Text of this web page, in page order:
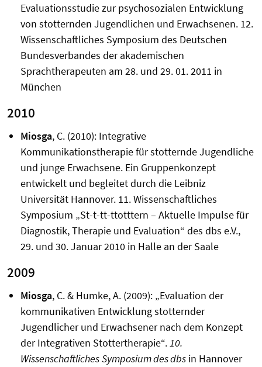
Evaluationsstudie zur psychosozialen Entwicklung
von stotternden Jugendlichen und Erwachsenen. 12.
Wissenschaftliches Symposium des Deutschen
Bundesverbandes der akademischen
Sprachtherapeuten am 28. und 29. 01. 2011 in
München
2010
Miosga, C. (2010): Integrative
Kommunikationstherapie für stotternde Jugendliche
und junge Erwachsene. Ein Gruppenkonzept
entwickelt und begleitet durch die Leibniz
Universität Hannover. 11. Wissenschaftliches
Symposium „St-t-tt-ttotttern – Aktuelle Impulse für
Diagnostik, Therapie und Evaluation“ des dbs e.V.,
29. und 30. Januar 2010 in Halle an der Saale
2009
Miosga, C. & Humke, A. (2009): „Evaluation der
kommunikativen Entwicklung stotternder
Jugendlicher und Erwachsener nach dem Konzept
der Integrativen Stottertherapie“.10.
WissenschaftlichesSymposium des dbsin Hannover